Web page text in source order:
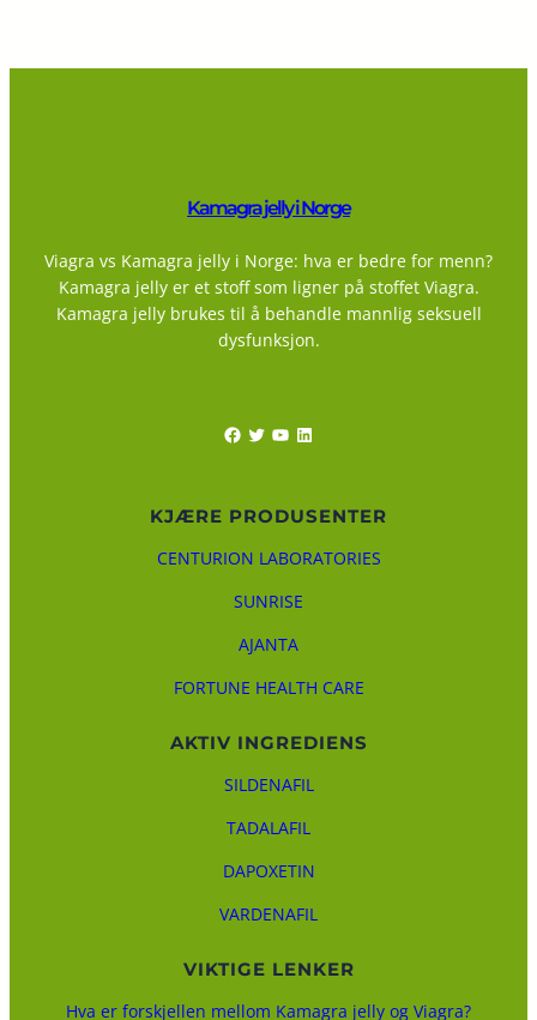
Kamagra jelly i Norge
Viagra vs Kamagra jelly i Norge: hva er bedre for menn?
Kamagra jelly er et stoff som ligner på stoffet Viagra.
Kamagra jelly brukes til å behandle mannlig seksuell
dysfunksjon.
Facebook Twitter YouTube LinkedIn
KJÆRE PRODUSENTER
CENTURION LABORATORIES
SUNRISE
AJANTA
FORTUNE HEALTH CARE
AKTIV INGREDIENS
SILDENAFIL
TADALAFIL
DAPOXETIN
VARDENAFIL
VIKTIGE LENKER
Hva er forskjellen mellom Kamagra jelly og Viagra?